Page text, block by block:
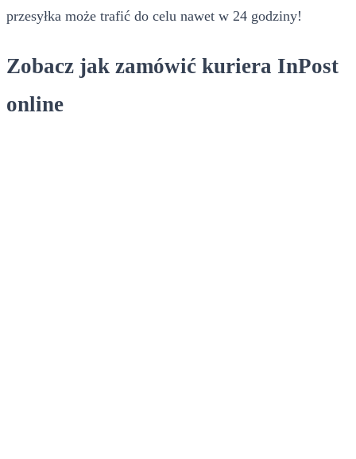
przesyłka może trafić do celu nawet w 24 godziny!
Zobacz jak zamówić kuriera InPost
online